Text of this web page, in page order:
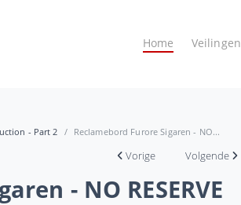
Home Veilingen
- Part 2 Reclamebord Furore Sigaren - NO...
Vorige Volgende
- NO RESERVE